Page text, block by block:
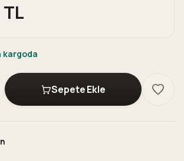
kargoda
Sepete Ekle